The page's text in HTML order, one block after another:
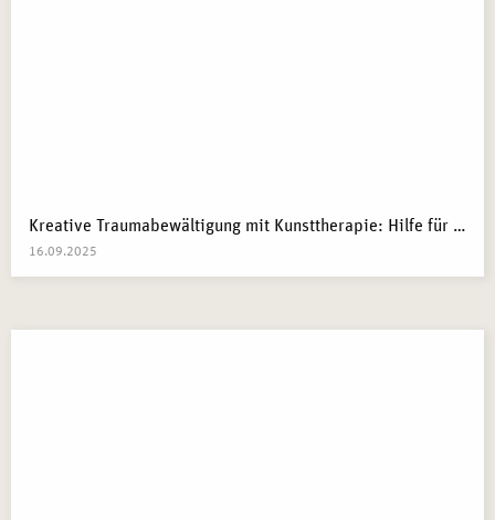
Kreative Traumabewältigung mit Kunsttherapie: Hilfe für Kriegsflüchtlinge
16.09.2025